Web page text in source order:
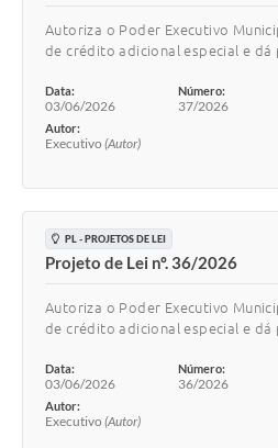
Autoriza o Poder Executivo
de crédito adicional especial e dá
Data:
03/06/2026
Número:
37/2026
Autor:
Executivo (Autor)
PL - PROJETOS DE LEI
Projeto de Lei nº. 36/2026
Autoriza o Poder Executivo
de crédito adicional especial e dá
Data:
03/06/2026
Número:
36/2026
Autor:
Executivo (Autor)